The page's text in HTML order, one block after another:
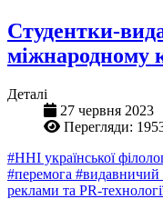
Студентки-
міжнародному
Деталі
27 червня 2023
Перегляди:
#ННІ української
#перемога #видавничий
реклами та PR-